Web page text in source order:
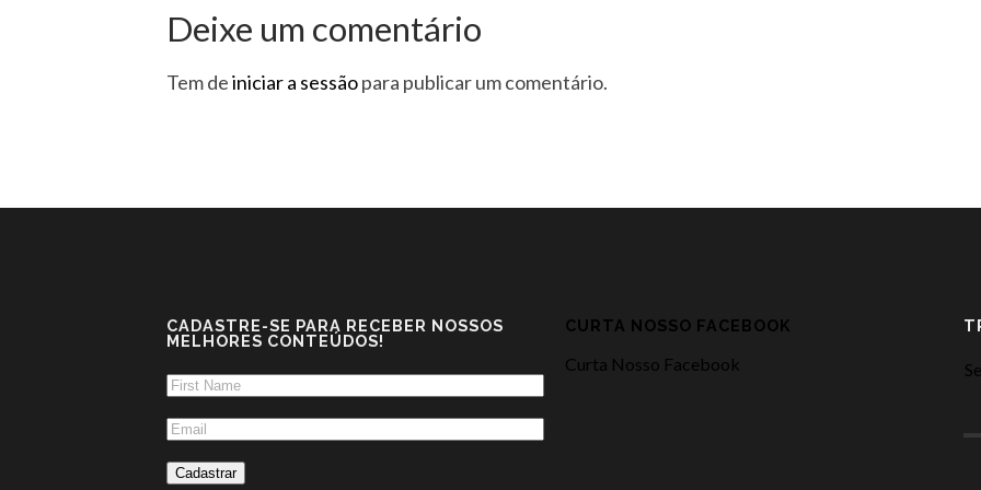
Deixe um comentário
Tem deiniciar a sessãopara publicar um comentário.
CADASTRE-SE PARA RECEBER NOSSOS
MELHORES CONTEÚDOS!
CURTA NOSSO FACEBOOK
Curta Nosso Facebook